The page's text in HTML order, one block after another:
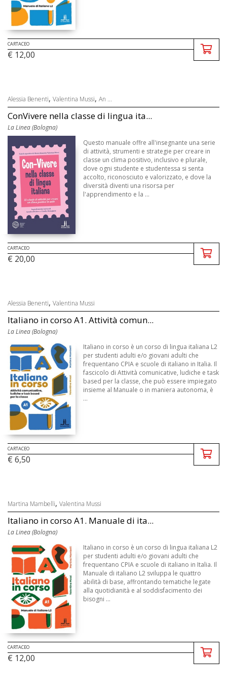
CARTACEO
€ 12,00
Alessia Benenti, Valentina Mussi, An ...
ConVivere nella classe di lingua ita...
La Linea (Bologna)
Questo manuale offre all'insegnante una serie
di attività, strumenti e strategie per creare in
classe un clima positivo, inclusivo e plurale,
dove ogni studente e studentessa si senta
accolto, riconosciuto e valorizzato, e dove la
diversità diventi una risorsa per
l'apprendimento e la ...
CARTACEO
€ 20,00
Alessia Benenti, Valentina Mussi
Italiano in corso A1. Attività comun...
La Linea (Bologna)
Italiano in corso è un corso di lingua italiana L2
per studenti adulti e/o giovani adulti che
frequentano CPIA e scuole di italiano in Italia. Il
fascicolo di Attività comunicative, ludiche e task
based per la classe, che può essere impiegato
insieme al Manuale o in maniera autonoma, è
...
CARTACEO
€ 6,50
Martina Mambelli, Valentina Mussi
Italiano in corso A1. Manuale di ita...
La Linea (Bologna)
Italiano in corso è un corso di lingua italiana L2
per studenti adulti e/o giovani adulti che
frequentano CPIA e scuole di italiano in Italia. Il
Manuale di italiano L2 sviluppa le quattro
abilità di base, affrontando tematiche legate
alla quotidianità e al soddisfacimento dei
bisogni ...
CARTACEO
€ 12,00